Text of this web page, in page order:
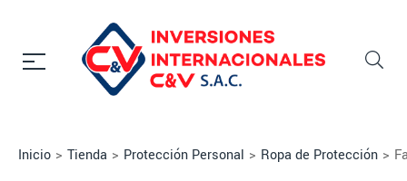
Inicio > Tienda > Protección Personal > Ropa de Protección >